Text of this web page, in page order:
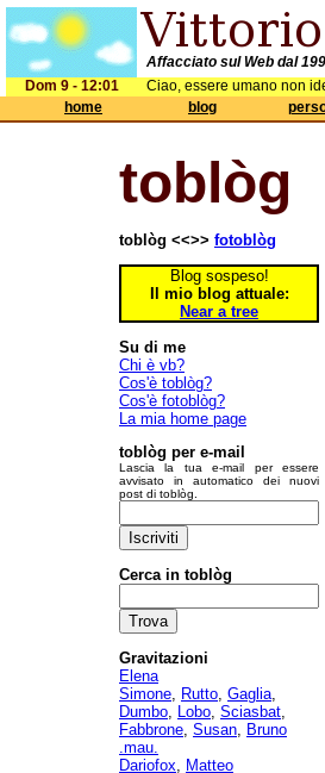
Affacciato sul Web dal
Dom 9 - 12:01
Ciao, essere umano non
home
blog
toblòg
toblòg <<>> fotoblòg
Blog sospeso!
Il mio blog attuale:
Near a tree
Su di me
Chi è vb?
Cos'è toblòg?
Cos'è fotoblòg?
La mia home page
toblòg per e-mail
Lascia la tua e-mail per essere
avvisato in automatico dei nuovi
post di toblòg.
Cerca in toblòg
Gravitazioni
Elena
Simone, Rutto, Gaglia,
Dumbo, Lobo, Sciasbat,
Fabbrone, Susan, Bruno
.mau.
Dariofox, Matteo